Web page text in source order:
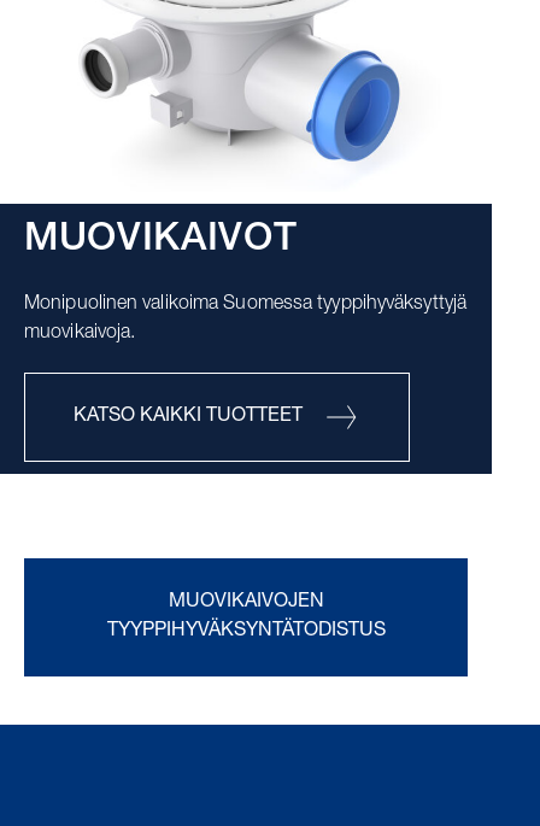
MUOVIKAIVOT
Monipuolinen valikoima Suomessa tyyppihyväksyttyjä
muovikaivoja.
KATSO KAIKKI TUOTTEET
MUOVIKAIVOJEN
TYYPPIHYVÄKSYNTÄTODISTUS